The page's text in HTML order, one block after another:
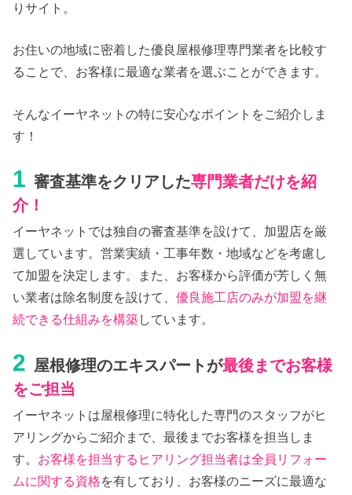
りサイト。
お住いの地域に密着した優良屋根修理専門業者を比較す
ることで、お客様に最適な業者を選ぶことができます。
そんなイーヤネットの特に安心なポイントをご紹介しま
す！
1 審査基準をクリアした専門業者だけを紹
介！
イーヤネットでは独自の審査基準を設けて、加盟店を厳
選しています。営業実績・工事年数・地域などを考慮し
て加盟を決定します。また、お客様から評価が芳しく無
い業者は除名制度を設けて、優良施工店のみが加盟を継
続できる仕組みを構築しています。
2 屋根修理のエキスパートが最後までお客様
をご担当
イーヤネットは屋根修理に特化した専門のスタッフがヒ
アリングからご紹介まで、最後までお客様を担当しま
す。 お客様を担当するヒアリング担当者は全員リフォー
ムに関する資格を有しており、お客様のニーズに最適な